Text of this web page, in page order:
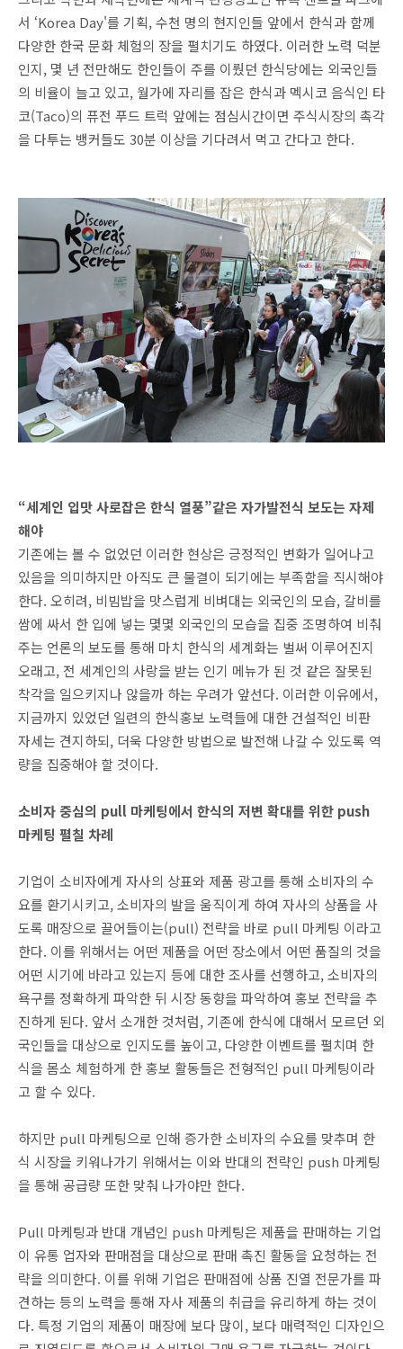
서 ‘Korea Day'를 기획, 수천 명의 현지인들 앞에서 한식과 함께
다양한 한국 문화 체험의 장을 펼치기도 하였다. 이러한 노력 덕분
인지, 몇 년 전만해도 한인들이 주를 이뤘던 한식당에는 외국인들
의 비율이 늘고 있고, 월가에 자리를 잡은 한식과 멕시코 음식인 타
코(Taco)의 퓨전 푸드 트럭 앞에는 점심시간이면 주식시장의 촉각
을 다투는 뱅커들도 30분 이상을 기다려서 먹고 간다고 한다.
“세계인 입맛 사로잡은 한식 열풍”같은 자가발전식 보도는 자제
해야
기존에는 볼 수 없었던 이러한 현상은 긍정적인 변화가 일어나고
있음을 의미하지만 아직도 큰 물결이 되기에는 부족함을 직시해야
한다. 오히려, 비빔밥을 맛스럽게 비벼대는 외국인의 모습, 갈비를
쌈에 싸서 한 입에 넣는 몇몇 외국인의 모습을 집중 조명하여 비춰
주는 언론의 보도를 통해 마치 한식의 세계화는 벌써 이루어진지
오래고, 전 세계인의 사랑을 받는 인기 메뉴가 된 것 같은 잘못된
착각을 일으키지나 않을까 하는 우려가 앞선다. 이러한 이유에서,
지금까지 있었던 일련의 한식홍보 노력들에 대한 건설적인 비판
자세는 견지하되, 더욱 다양한 방법으로 발전해 나갈 수 있도록 역
량을 집중해야 할 것이다.
소비자 중심의 pull 마케팅에서 한식의 저변 확대를 위한 push
마케팅 펼칠 차례
기업이 소비자에게 자사의 상표와 제품 광고를 통해 소비자의 수
요를 환기시키고, 소비자의 발을 움직이게 하여 자사의 상품을 사
도록 매장으로 끌어들이는(pull) 전략을 바로 pull 마케팅 이라고
한다. 이를 위해서는 어떤 제품을 어떤 장소에서 어떤 품질의 것을
어떤 시기에 바라고 있는지 등에 대한 조사를 선행하고, 소비자의
욕구를 정확하게 파악한 뒤 시장 동향을 파악하여 홍보 전략을 추
진하게 된다. 앞서 소개한 것처럼, 기존에 한식에 대해서 모르던 외
국인들을 대상으로 인지도를 높이고, 다양한 이벤트를 펼치며 한
식을 몸소 체험하게 한 홍보 활동들은 전형적인 pull 마케팅이라
고 할 수 있다.
하지만 pull 마케팅으로 인해 증가한 소비자의 수요를 맞추며 한
식 시장을 키워나가기 위해서는 이와 반대의 전략인 push 마케팅
을 통해 공급량 또한 맞춰 나가야만 한다.
Pull 마케팅과 반대 개념인 push 마케팅은 제품을 판매하는 기업
이 유통 업자와 판매점을 대상으로 판매 촉진 활동을 요청하는 전
략을 의미한다. 이를 위해 기업은 판매점에 상품 진열 전문가를 파
견하는 등의 노력을 통해 자사 제품의 취급을 유리하게 하는 것이
다. 특정 기업의 제품이 매장에 보다 많이, 보다 매력적인 디자인으